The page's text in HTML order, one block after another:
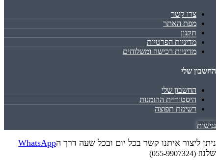
צרו קשר
מפת האתר
תקנון
מדיניות הפרטיות
מדיניות רכישה ומשלוחים
החשבון שלי
החשבון שלי
היסטוריית ההזמנות
רשימת תפוצה
נגישות
ניתן ליצור איתנו קשר בכל יום ובכל שעה דרך הWhatsApp
שלנו! (055-9907324)